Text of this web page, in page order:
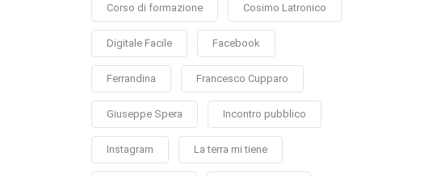
Corso di formazione Cosimo Latronico
Digitale Facile Facebook
Ferrandina Francesco Cupparo
Giuseppe Spera Incontro pubblico
Instagram La terra mi tiene